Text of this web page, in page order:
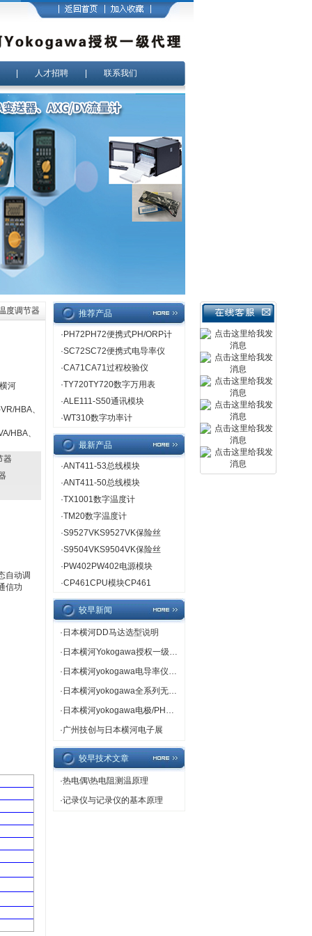
人才招聘 联系我们
度调节器
河
HBA、
HBA、
器
自动调
信功
推荐产品
· PH72PH72便携式PH/ORP计
·SC72SC72便携式电导率仪
·CA71CA71过程校验仪
·TY720TY720数字万用表
·ALE111-S50通讯模块
·WT310数字功率计
最新产品
·ANT411-53总线模块
·ANT411-50总线模块
·TX1001数字温度计
·TM20数字温度计
·S9527VKS9527VK保险丝
·S9504VKS9504VK保险丝
· PW402PW402电源模块
·CP461CPU模块CP461
较早新闻
· 日本横河DD马达选型说明
· 日本横河Yokogawa授权一级代理
· 日本横河yokogawa电导率仪专卖
· 日本横河yokogawa全系列无纸记录仪
· 日本横河yokogawa电极/PH计/ORP计热卖
·广州技创与日本横河电子展
较早技术文章
·热电偶\热电阻测温原理
·记录仪与记录仪的基本原理